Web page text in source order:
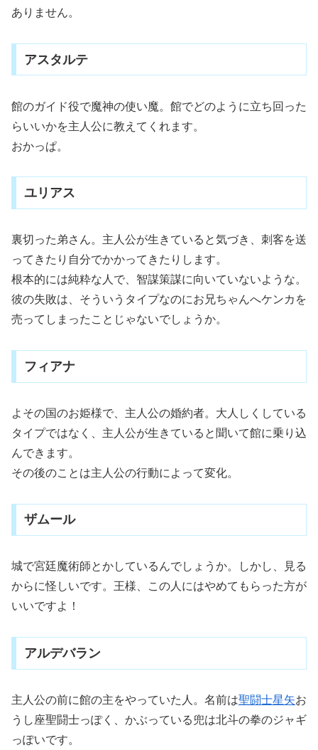
ありません。
アスタルテ
館のガイド役で魔神の使い魔。館でどのように立ち回った
らいいかを主人公に教えてくれます。
おかっぱ。
ユリアス
裏切った弟さん。主人公が生きていると気づき、刺客を送
ってきたり自分でかかってきたりします。
根本的には純粋な人で、智謀策謀に向いていないような。
彼の失敗は、そういうタイプなのにお兄ちゃんへケンカを
売ってしまったことじゃないでしょうか。
フィアナ
よその国のお姫様で、主人公の婚約者。大人しくしている
タイプではなく、主人公が生きていると聞いて館に乗り込
んできます。
その後のことは主人公の行動によって変化。
ザムール
城で宮廷魔術師とかしているんでしょうか。しかし、見る
からに怪しいです。王様、この人にはやめてもらった方が
いいですよ！
アルデバラン
主人公の前に館の主をやっていた人。名前は聖闘士星矢お
うし座聖闘士っぽく、かぶっている兜は北斗の拳のジャギ
っぽいです。